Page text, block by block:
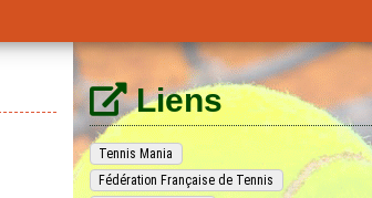
Liens
Tennis Mania
Fédération Française de Tennis